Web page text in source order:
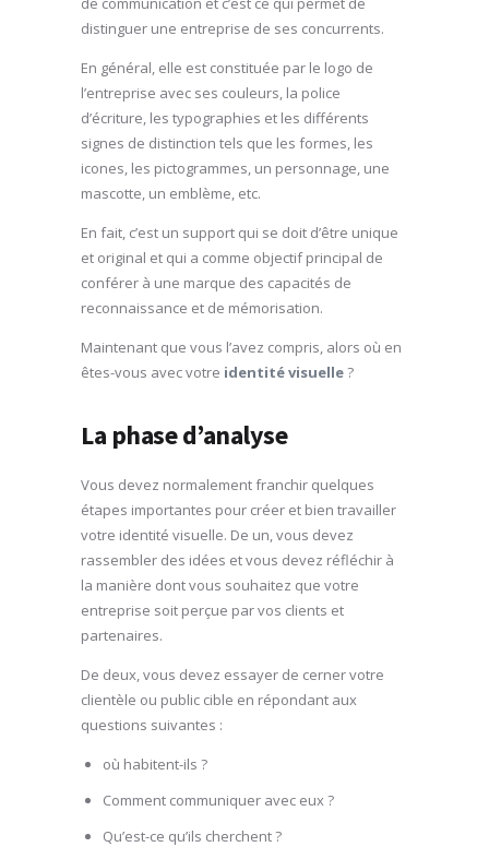
distinguer une entreprise de ses concurrents.
En général, elle est constituée par le logo de
l’entreprise avec ses couleurs, la police
d’écriture, les typographies et les différents
signes de distinction tels que les formes, les
icones, les pictogrammes, un personnage, une
mascotte, un emblème, etc.
En fait, c’est un support qui se doit d’être unique
et original et qui a comme objectif principal de
conférer à une marque des capacités de
reconnaissance et de mémorisation.
Maintenant que vous l’avez compris, alors où en
êtes-vous avec votre identité visuelle?
La phase d’analyse
Vous devez normalement franchir quelques
étapes importantes pour créer et bien travailler
votre identité visuelle. De un, vous devez
rassembler des idées et vous devez réfléchir à
la manière dont vous souhaitez que votre
entreprise soit perçue par vos clients et
partenaires.
De deux, vous devez essayer de cerner votre
clientèle ou public cible en répondant aux
questions suivantes :
où habitent-ils ?
Comment communiquer avec eux ?
Qu’est-ce qu’ils cherchent ?